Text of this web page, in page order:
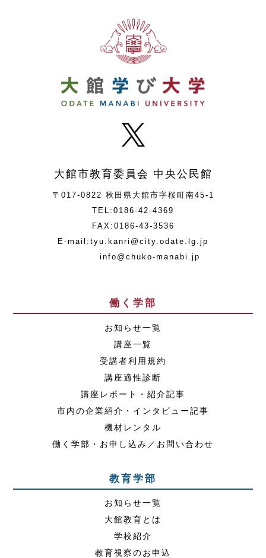
大館市教育委員会 中央公民館
〒017-0822 秋田県大館市字桜町南45-1
TEL:0186-42-4369
FAX:0186-43-3536
E-mail:tyu.kanri@city.odate.lg.jp
info@chuko-manabi.jp
働く学部
お知らせ一覧
講座一覧
受講者利用規約
講座適性診断
講座レポート・紹介記事
市内の企業紹介・インタビュー記事
機材レンタル
働く学部・お申し込み／お問い合わせ
教育学部
お知らせ一覧
大館教育とは
学校紹介
教育視察のお申込